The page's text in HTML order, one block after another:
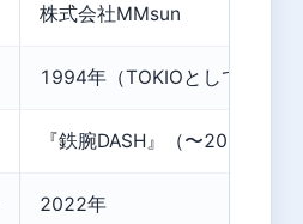
株式会社MMsun
1994年（TOKIOとして）
『鉄腕DASH』（〜2023年3
2022年